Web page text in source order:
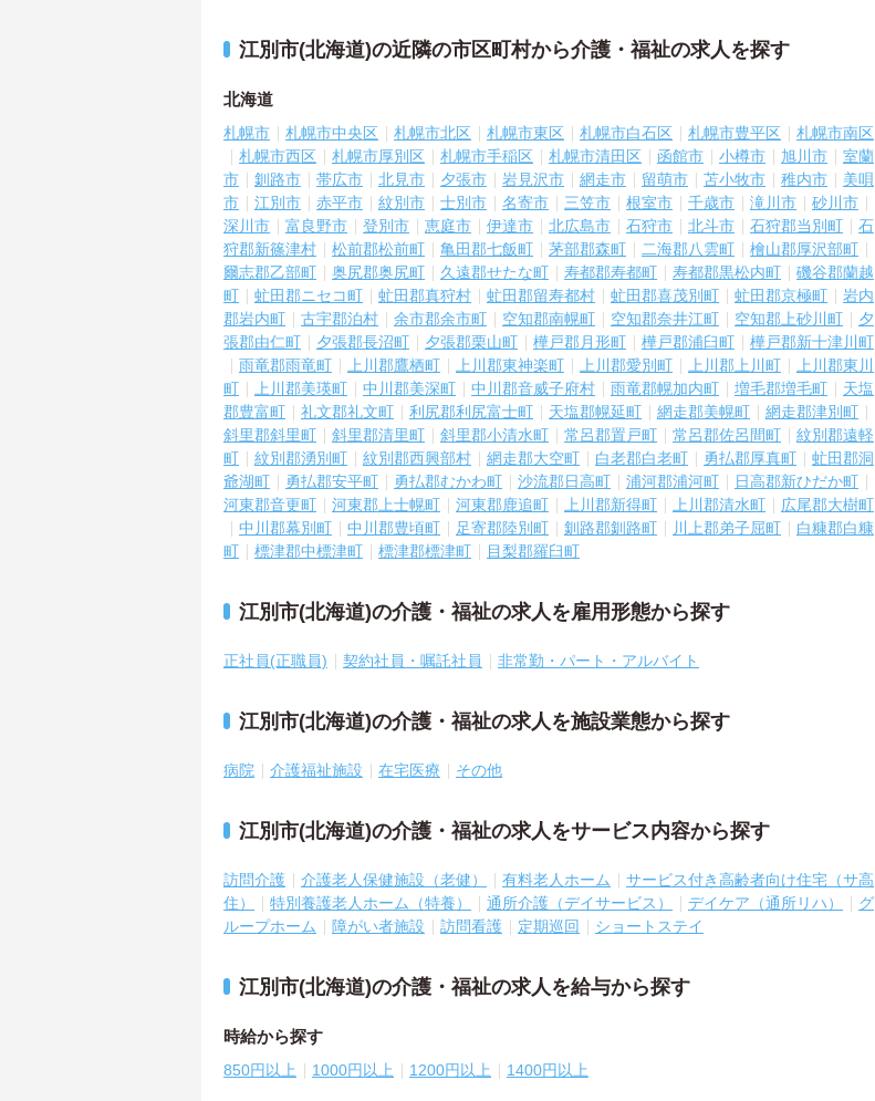
江別市(北海道)の近隣の市区町村から介護・福祉の求人を探す
北海道
札幌市 札幌市中央区 札幌市北区 札幌市東区 札幌市白石区 札幌市豊平区
札幌市南区
札幌市西区
札幌市厚別区 札幌市手稲区 札幌市清田区 函館市 小樽市 旭川市
室蘭
市
釧路市 帯広市 北見市 夕張市 岩見沢市 網走市 留萌市 苫小牧市 稚内市
美唄
市
江別市 赤平市 紋別市 士別市 名寄市 三笠市 根室市 千歳市 滝川市
砂川市
深川市
富良野市 登別市 恵庭市 伊達市 北広島市 石狩市 北斗市 石狩郡当別町
石
狩郡新篠津村
松前郡松前町 亀田郡七飯町 茅部郡森町 二海郡八雲町
檜山郡厚沢部町
爾志郡乙部町
奥尻郡奥尻町 久遠郡せたな町 寿都郡寿都町 寿都郡黒松内町
磯谷郡蘭越
町
虻田郡ニセコ町 虻田郡真狩村 虻田郡留寿都村 虻田郡喜茂別町 虻田郡京極町
岩内
郡岩内町
古宇郡泊村 余市郡余市町 空知郡南幌町 空知郡奈井江町 空知郡上砂川町
夕
張郡由仁町
夕張郡長沼町 夕張郡栗山町 樺戸郡月形町 樺戸郡浦臼町
樺戸郡新十津川町
雨竜郡雨竜町
上川郡鷹栖町 上川郡東神楽町 上川郡愛別町 上川郡上川町
上川郡東川
町
上川郡美瑛町 中川郡美深町 中川郡音威子府村 雨竜郡幌加内町 増毛郡増毛町
天塩
郡豊富町
礼文郡礼文町 利尻郡利尻富士町 天塩郡幌延町 網走郡美幌町
網走郡津別町
斜里郡斜里町
斜里郡清里町 斜里郡小清水町 常呂郡置戸町 常呂郡佐呂間町
紋別郡遠軽
町
紋別郡湧別町 紋別郡西興部村 網走郡大空町 白老郡白老町 勇払郡厚真町
虻田郡洞
爺湖町
勇払郡安平町 勇払郡むかわ町 沙流郡日高町 浦河郡浦河町
日高郡新ひだか町
河東郡音更町
河東郡上士幌町 河東郡鹿追町 上川郡新得町 上川郡清水町
広尾郡大樹町
中川郡幕別町
中川郡豊頃町 足寄郡陸別町 釧路郡釧路町 川上郡弟子屈町
白糠郡白糠
町
標津郡中標津町 標津郡標津町 目梨郡羅臼町
江別市(北海道)の介護・福祉の求人を雇用形態から探す
正社員(正職員) 契約社員・嘱託社員 非常勤・パート・アルバイト
江別市(北海道)の介護・福祉の求人を施設業態から探す
病院 介護福祉施設 在宅医療 その他
江別市(北海道)の介護・福祉の求人をサービス内容から探す
訪問介護 介護老人保健施設（老健） 有料老人ホーム
サービス付き高齢者向け住宅（サ高
住）
特別養護老人ホーム（特養） 通所介護（デイサービス） デイケア（通所リハ）
グ
ループホーム
障がい者施設 訪問看護 定期巡回 ショートステイ
江別市(北海道)の介護・福祉の求人を給与から探す
時給から探す
850円以上 1000円以上 1200円以上 1400円以上